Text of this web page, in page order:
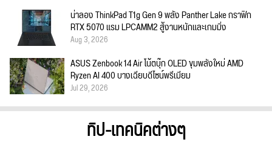
น่าลอง ThinkPad T1g Gen 9 พลัง Panther Lake กราฟิก
RTX 5070 แรม LPCAMM2 สู้งานหนักและเกมมิ่ง
Aug 3, 2026
ASUS Zenbook 14 Air โน้ตบุ๊ก OLED ขุมพลังใหม่ AMD
Ryzen AI 400 บางเฉียบดีไซน์พรีเมียม
Jul 29, 2026
ทิป-เทคนิคต่างๆ